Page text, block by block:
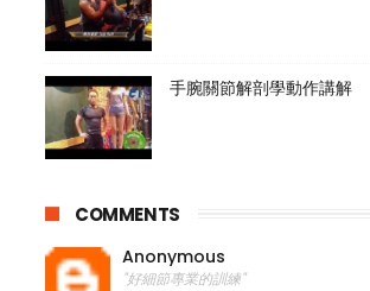
手腕關節解剖學動作講解
COMMENTS
Anonymous
"好細節專業的訓練"